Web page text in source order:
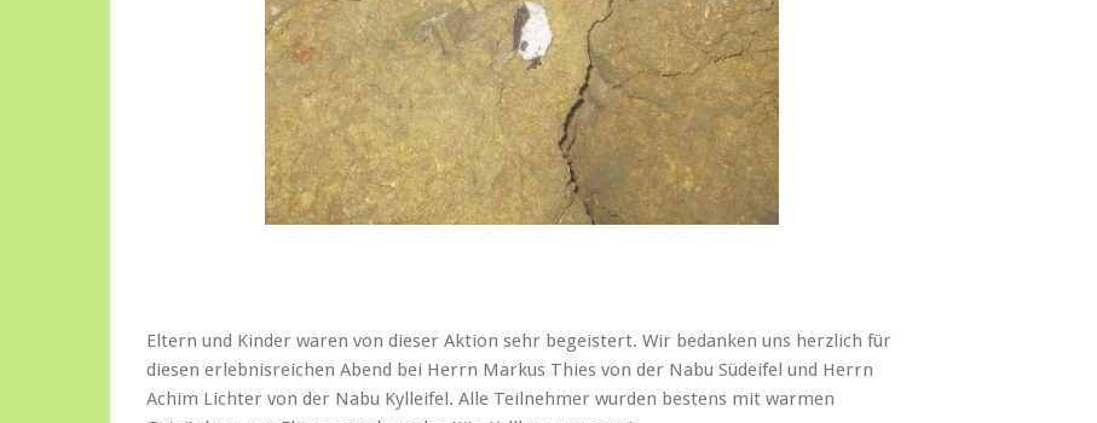
Eltern und Kinder waren von dieser Aktion sehr begeistert. Wir bedanken uns herzlich für
diesen erlebnisreichen Abend bei Herrn Markus Thies von der Nabu Südeifel und Herrn
Achim Lichter von der Nabu Kylleifel. Alle Teilnehmer wurden bestens mit warmen